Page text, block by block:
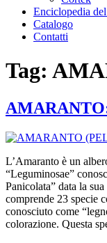
Enciclopedia
Catalogo
Contatti
Tag:
L’Amaranto è un
“Leguminosae”
Panicolata” data la
comprende 23 specie
conosciuto come
colorazione. Questa